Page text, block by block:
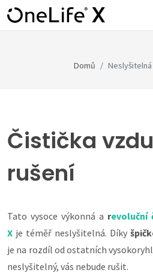
Domů
Čistička
rušení
Tato vysoce výkonná a revoluční
X je téměř neslyšitelná. Díky
je na rozdíl od ostatních
neslyšitelný, vás nebude rušit.